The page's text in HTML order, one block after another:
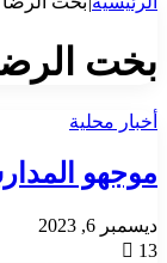
بخت
أخبار محلية
موجهو
ديسمبر 6, 2023
13